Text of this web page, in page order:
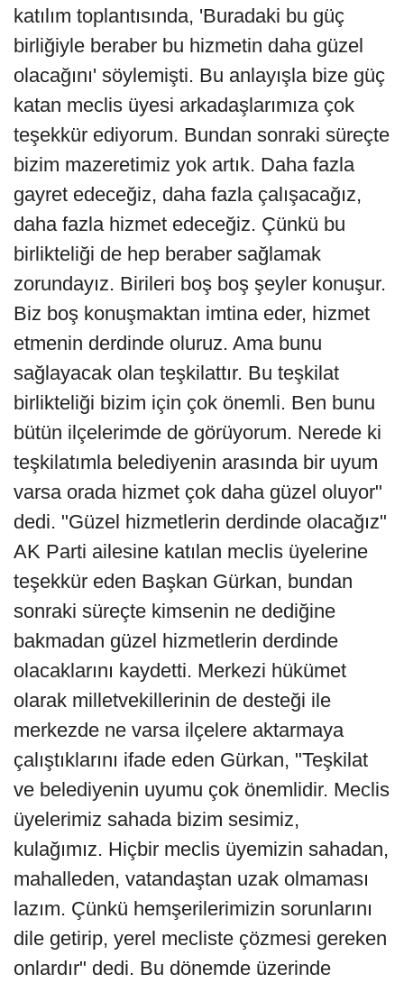
katılım toplantısında, 'Buradaki bu güç
birliğiyle beraber bu hizmetin daha güzel
olacağını' söylemişti. Bu anlayışla bize güç
katan meclis üyesi arkadaşlarımıza çok
teşekkür ediyorum. Bundan sonraki süreçte
bizim mazeretimiz yok artık. Daha fazla
gayret edeceğiz, daha fazla çalışacağız,
daha fazla hizmet edeceğiz. Çünkü bu
birlikteliği de hep beraber sağlamak
zorundayız. Birileri boş boş şeyler konuşur.
Biz boş konuşmaktan imtina eder, hizmet
etmenin derdinde oluruz. Ama bunu
sağlayacak olan teşkilattır. Bu teşkilat
birlikteliği bizim için çok önemli. Ben bunu
bütün ilçelerimde de görüyorum. Nerede ki
teşkilatımla belediyenin arasında bir uyum
varsa orada hizmet çok daha güzel oluyor"
dedi. "Güzel hizmetlerin derdinde olacağız"
AK Parti ailesine katılan meclis üyelerine
teşekkür eden Başkan Gürkan, bundan
sonraki süreçte kimsenin ne dediğine
bakmadan güzel hizmetlerin derdinde
olacaklarını kaydetti. Merkezi hükümet
olarak milletvekillerinin de desteği ile
merkezde ne varsa ilçelere aktarmaya
çalıştıklarını ifade eden Gürkan, "Teşkilat
ve belediyenin uyumu çok önemlidir. Meclis
üyelerimiz sahada bizim sesimiz,
kulağımız. Hiçbir meclis üyemizin sahadan,
mahalleden, vatandaştan uzak olmaması
lazım. Çünkü hemşerilerimizin sorunlarını
dile getirip, yerel mecliste çözmesi gereken
onlardır" dedi. Bu dönemde üzerinde